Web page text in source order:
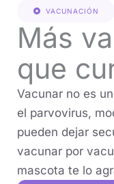
VACUNACIÓN
Más
que
Vacunar no es
el parvovirus,
pueden dejar
vacunar por
mascota te lo